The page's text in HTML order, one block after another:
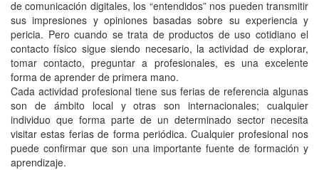
de comunicación digitales, los “entendidos” nos pueden transmitir
sus impresiones y opiniones basadas sobre su experiencia y
pericia. Pero cuando se trata de productos de uso cotidiano el
contacto físico sigue siendo necesario, la actividad de explorar,
tomar contacto, preguntar a profesionales, es una excelente
forma de aprender de primera mano.
Cada actividad profesional tiene sus ferias de referencia algunas
son de ámbito local y otras son internacionales; cualquier
individuo que forma parte de un determinado sector necesita
visitar estas ferias de forma periódica. Cualquier profesional nos
puede confirmar que son una importante fuente de formación y
aprendizaje.